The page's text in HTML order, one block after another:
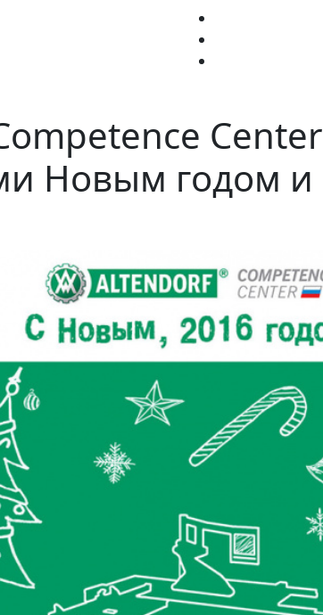
Center
Новым годом и